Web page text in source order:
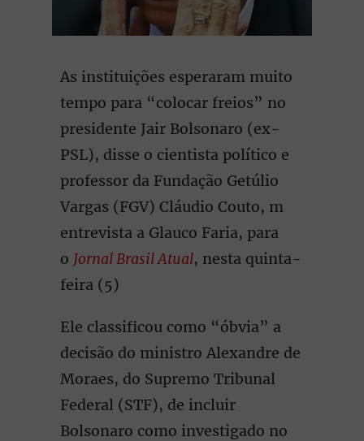
As instituições esperaram muito
tempo para “colocar freios” no
presidente Jair Bolsonaro (ex-
PSL), disse o cientista político e
professor da Fundação Getúlio
Vargas (FGV) Cláudio Couto, m
entrevista a Glauco Faria, para
o Jornal Brasil Atual, nesta quinta-
feira (5)
Ele classificou como “óbvia” a
decisão do ministro Alexandre de
Moraes, do Supremo Tribunal
Federal (STF), de incluir
Bolsonaro como investigado no